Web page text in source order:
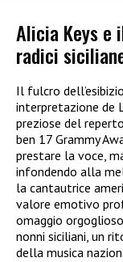
Alicia Keys e
radici
Il fulcro
interpretazione de
preziose del
ben 17 Grammy
prestare la voce,
infondendo alla
la cantautrice
valore emotivo
omaggio
nonni siciliani, un
della musica